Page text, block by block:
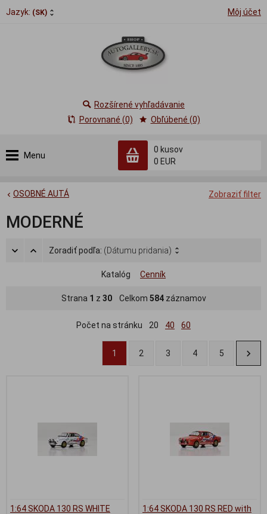
Jazyk: (SK) Môj účet
Menu
0 kusov
0 EUR
Rozšírené vyhľadávanie
Porovnané (0)
Obľúbené (0)
Zobraziť filter
OSOBNÉ AUTÁ
MODERNÉ
Zoradiť podľa: (Dátumu pridania)
Katalóg Cenník
Strana 1 z 30Celkom 584záznamov
Počet na stránku 20 40 60
1 2 3 4 5
1:64 SKODA 130 RS WHITE
1:64 SKODA 130 RS RED with